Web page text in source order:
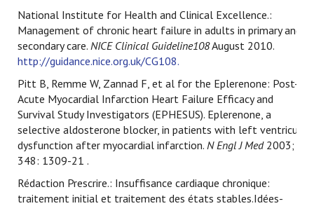
National Institute for Health and Clinical Excellence.:
Management of chronic heart failure in adults in primary and
secondary care. NICE Clinical Guideline108August 2010.
http://guidance.nice.org.uk/CG108.
Pitt B, Remme W, Zannad F, et al for the Eplerenone: Post-
Acute Myocardial Infarction Heart Failure Efficacy and
Survival Study Investigators (EPHESUS). Eplerenone, a
selective aldosterone blocker, in patients with left ventricular
dysfunction after myocardial infarction. N Engl J Med2003;
348: 1309-21 .
Rédaction Prescrire.: Insuffisance cardiaque chronique:
traitement initial et traitement des états stables.Idées-